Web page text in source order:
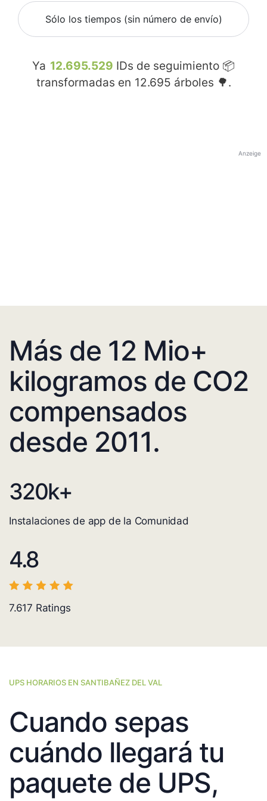
Sólo los tiempos (sin número de envío)
Ya 12.695.529 IDs de seguimiento 📦
transformadas en 12.695 árboles 🌳.
Anzeige
Más de 12 Mio+
kilogramos de CO2
compensados
desde 2011.
320k+
Instalaciones de app de la Comunidad
4.8
7.617 Ratings
UPS HORARIOS EN SANTIBAÑEZ DEL VAL
Cuando sepas
cuándo llegará tu
paquete de UPS,